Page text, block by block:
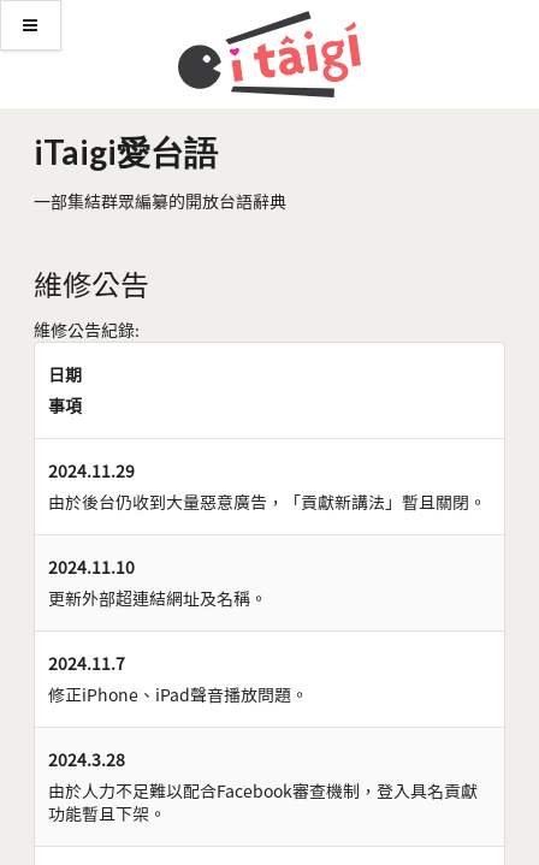
iTaigi愛台語
一部集結群眾編纂的開放台語辭典
維修公告
維修公告紀錄:
日期
事項
2024.11.29
由於後台仍收到大量惡意廣告，「貢獻新講法」暫且關閉。
2024.11.10
更新外部超連結網址及名稱。
2024.11.7
修正iPhone、iPad聲音播放問題。
2024.3.28
由於人力不足難以配合Facebook審查機制，登入具名貢獻
功能暫且下架。